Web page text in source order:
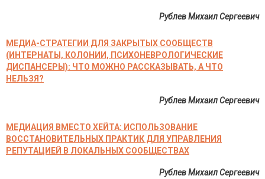
Рублев Михаил Сергеевич
МЕДИА-СТРАТЕГИИ ДЛЯ ЗАКРЫТЫХ СООБЩЕСТВ
(ИНТЕРНАТЫ, КОЛОНИИ, ПСИХОНЕВРОЛОГИЧЕСКИЕ
ДИСПАНСЕРЫ): ЧТО МОЖНО РАССКАЗЫВАТЬ, А ЧТО
НЕЛЬЗЯ?
Рублев Михаил Сергеевич
МЕДИАЦИЯ ВМЕСТО ХЕЙТА: ИСПОЛЬЗОВАНИЕ
ВОССТАНОВИТЕЛЬНЫХ ПРАКТИК ДЛЯ УПРАВЛЕНИЯ
РЕПУТАЦИЕЙ В ЛОКАЛЬНЫХ СООБЩЕСТВАХ
Рублев Михаил Сергеевич